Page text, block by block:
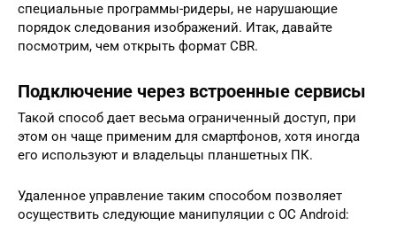
специальные программы-ридеры, не нарушающие
порядок следования изображений. Итак, давайте
посмотрим, чем открыть формат CBR.
Подключение через встроенные сервисы
Такой способ дает весьма ограниченный доступ, при
этом он чаще применим для смартфонов, хотя иногда
его используют и владельцы планшетных ПК.
Удаленное управление таким способом позволяет
осуществить следующие манипуляции с ОС Android: